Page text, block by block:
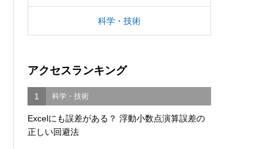
科学・技術
アクセスランキング
1 科学・技術
Excelにも誤差がある？ 浮動小数点演算誤差の
正しい回避法